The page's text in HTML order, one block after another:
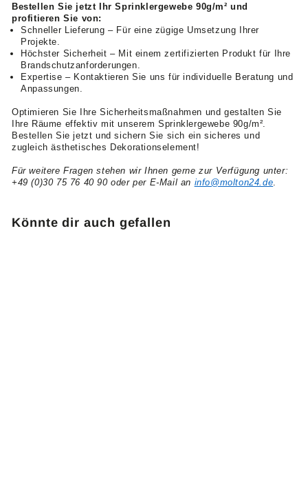
Bestellen Sie jetzt Ihr Sprinklergewebe 90g/m² und
profitieren Sie von:
Schneller Lieferung – Für eine zügige Umsetzung Ihrer
Projekte.
Höchster Sicherheit – Mit einem zertifizierten Produkt für Ihre
Brandschutzanforderungen.
Expertise – Kontaktieren Sie uns für individuelle Beratung und
Anpassungen.
Optimieren Sie Ihre Sicherheitsmaßnahmen und gestalten Sie
Ihre Räume effektiv mit unserem Sprinklergewebe 90g/m².
Bestellen Sie jetzt und sichern Sie sich ein sicheres und
zugleich ästhetisches Dekorationselement!
Für weitere Fragen stehen wir Ihnen gerne zur Verfügung unter:
+49 (0)30 75 76 40 90 oder per E-Mail an info@molton24.de.
Könnte dir auch gefallen